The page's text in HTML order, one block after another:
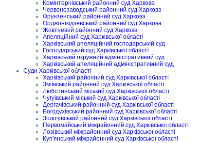
Комінтернівський районний суд Харкова
Червонозаводський районний суд Харкова
Фрунзенський районний суд Харкова
Орджонікідзевський районний суд Харкова
Жовтневий районний суд Харкова
Апеляційний суд Харківської області
Харківський апеляційний господарський суд
Господарський суд Харківської області
Харківський окружний адміністративний суд
Харківський апеляційний адміністративний суд
Суди Харківської області
Харківський районний суд Харківської області
Зміївський районний суд Харківської області
Люботинський міський суд Харківської області
Чугуївський міський суд Харківської області
Дергачівський районний суд Харківської області
Богодухівський районний суд Харківської області
Золочівський районний суд Харківської області
Первомайський міжрайонний суд Харківської області
Лозівський міжрайонний суд Харківської області
Куп'янський міжрайонний суд Харківської області